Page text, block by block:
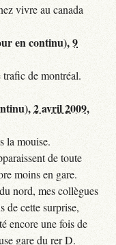
vivre au canada
en continu),9
trafic de montréal.
2 avril 2009,
la mouise.
de toute
moins en gare.
nord, mes collègues
de cette surprise,
encore une fois de
gare du rer D.